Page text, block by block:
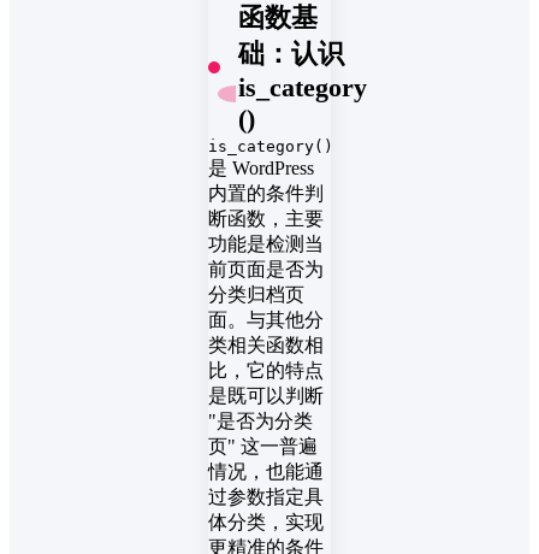
函数基
础：认识
is_category
()
is_category()
是 WordPress
内置的条件判
断函数，主要
功能是检测当
前页面是否为
分类归档页
面。与其他分
类相关函数相
比，它的特点
是既可以判断
"是否为分类
页" 这一普遍
情况，也能通
过参数指定具
体分类，实现
更精准的条件